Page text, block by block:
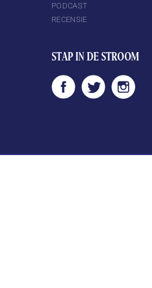
PODCAST
RECENSIE
STAP IN DE STROOM